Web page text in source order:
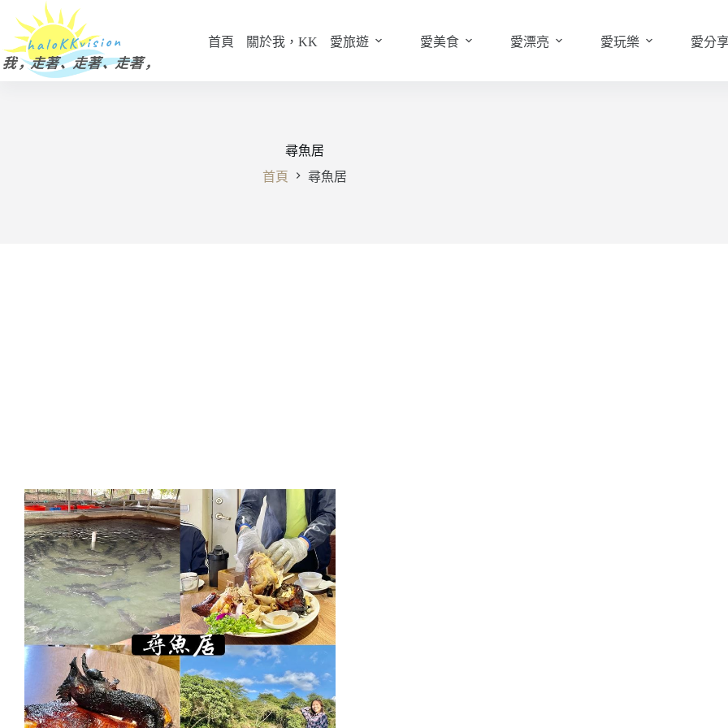
主
要
首頁 關於我，KK 愛旅遊 愛美食 愛漂亮 愛玩樂 愛分
尋魚居
首頁
尋魚居